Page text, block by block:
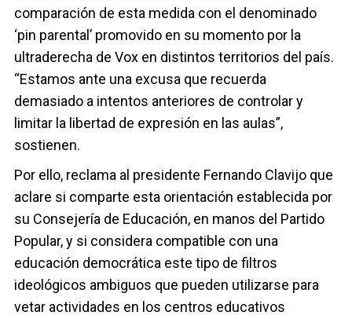
comparación de esta medida con el denominado
‘pin parental’ promovido en su momento por la
ultraderecha de Vox en distintos territorios del país.
“Estamos ante una excusa que recuerda
demasiado a intentos anteriores de controlar y
limitar la libertad de expresión en las aulas”,
sostienen.
Por ello, reclama al presidente Fernando Clavijo que
aclare si comparte esta orientación establecida por
su Consejería de Educación, en manos del Partido
Popular, y si considera compatible con una
educación democrática este tipo de filtros
ideológicos ambiguos que pueden utilizarse para
vetar actividades en los centros educativos